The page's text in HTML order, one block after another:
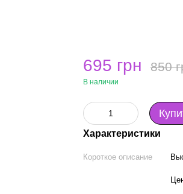
695 грн 850
В наличии
Характеристики
Короткое описание